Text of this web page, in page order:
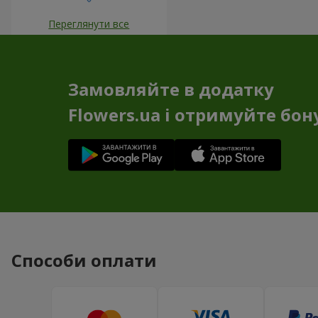
Переглянути все
Замовляйте в додатку
Flowers.ua і отримуйте
Способи оплати